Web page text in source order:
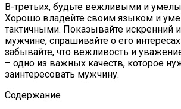
В-третьих, будьте вежливыми и
Хорошо владейте своим языком и
тактичными. Показывайте искренний
мужчине, спрашивайте о его
забывайте, что вежливость и
– одно из важных качеств, которое
заинтересовать мужчину.
Содержание